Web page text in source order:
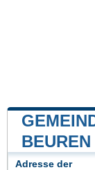
BEUREN
Adresse der